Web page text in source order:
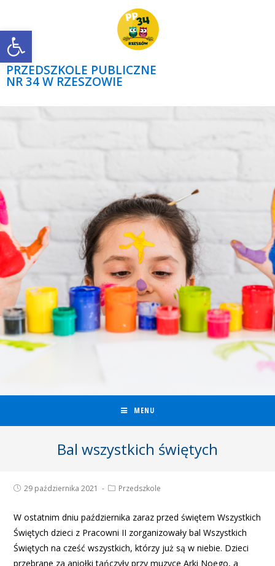
Open toolbar
PRZEDSZKOLE PUBLICZNE
NR 34 W RZESZOWIE
MENU
Bal wszystkich świętych
29 października 2021 Przedszkole
W ostatnim dniu października zaraz przed świętem Wszystkich
Świętych dzieci z Pracowni II zorganizowały bal Wszystkich
Świętych na cześć wszystkich, którzy już są w niebie. Dzieci
przebrane za aniołki tańczyły przy muzyce Arki Noego, a